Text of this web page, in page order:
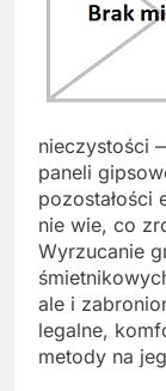
nieczystości
paneli
pozostałości
nie wie, co
Wyrzucanie
ale i
legalne,
metody na